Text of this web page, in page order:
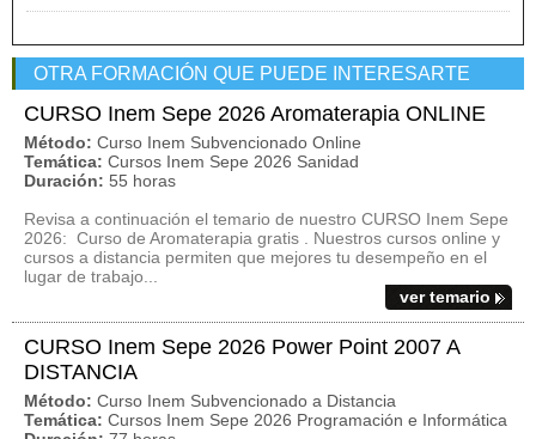
OTRA FORMACIÓN QUE PUEDE INTERESARTE
CURSO Inem Sepe 2026 Aromaterapia ONLINE
Método: Curso Inem Subvencionado Online
Temática: Cursos Inem Sepe 2026 Sanidad
Duración: 55 horas
Revisa a continuación el temario de nuestro CURSO Inem Sepe
2026: Curso de Aromaterapia gratis . Nuestros cursos online y
cursos a distancia permiten que mejores tu desempeño en el
lugar de trabajo...
ver temario
CURSO Inem Sepe 2026 Power Point 2007 A
DISTANCIA
Método: Curso Inem Subvencionado a Distancia
Temática: Cursos Inem Sepe 2026 Programación e Informática